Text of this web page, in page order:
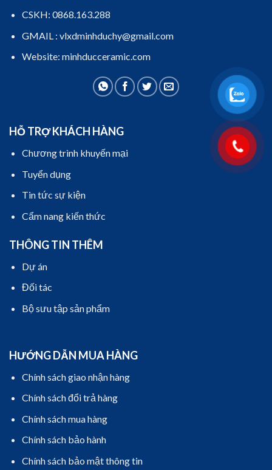
CSKH: 0868.163.288
GMAIL : vlxdminhduchy@gmail.com
Website: minhducceramic.com
HỖ TRỢ KHÁCH HÀNG
Chương trình khuyến mại
Tuyển dụng
Tin tức sự kiện
Cẩm nang kiến thức
THÔNG TIN THÊM
Dự án
Đối tác
Bộ sưu tập sản phẩm
HƯỚNG DẪN MUA HÀNG
Chính sách giao nhận hàng
Chính sách đổi trả hàng
Chính sách mua hàng
Chính sách bảo hành
Chính sách bảo mật thông tin